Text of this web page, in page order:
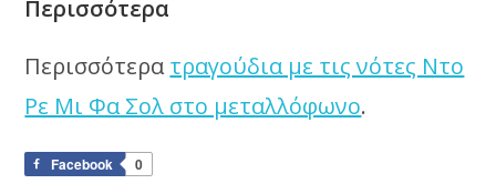
Περισσότερα
Περισσότερα τραγούδια με τις νότες Ντο
Ρε Μι Φα Σολ στο μεταλλόφωνο.
Facebook 0